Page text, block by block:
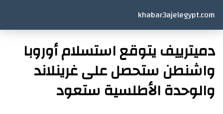
khabar3ajelegypt.com
دميترييف يتوقع استسلام أوروبا
واشنطن ستحصل على غرينلاند
والوحدة الأطلسية ستعود